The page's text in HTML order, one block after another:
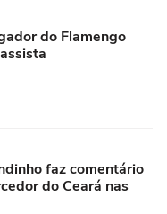
do Flamengo
faz comentário
do Ceará nas